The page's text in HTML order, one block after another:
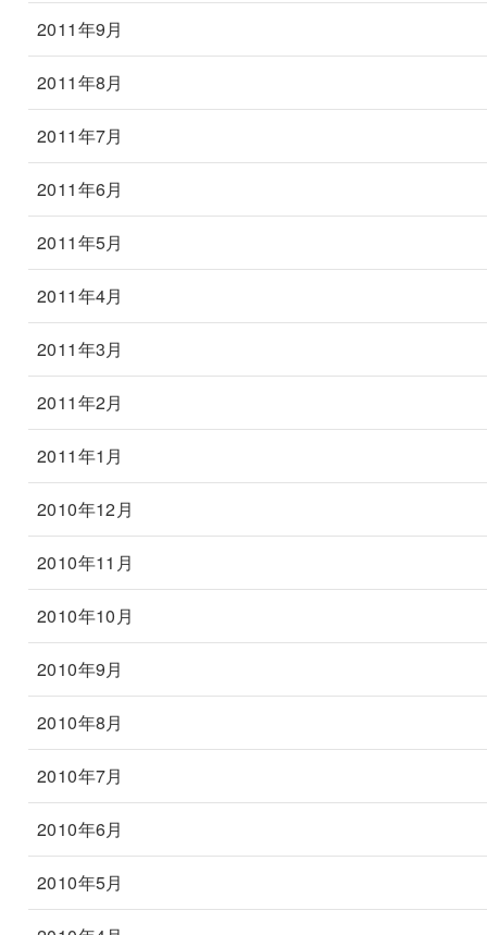
2011年9月
2011年8月
2011年7月
2011年6月
2011年5月
2011年4月
2011年3月
2011年2月
2011年1月
2010年12月
2010年11月
2010年10月
2010年9月
2010年8月
2010年7月
2010年6月
2010年5月